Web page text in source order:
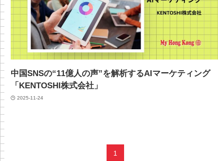
中国SNSの“11億人の声”を解析するAIマーケティング
「KENTOSHI株式会社」
2025-11-24
1